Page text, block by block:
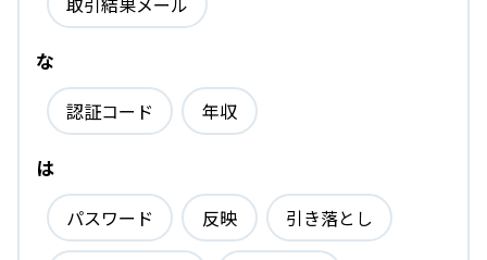
な
認証コード 年収
は
パスワード 反映 引き落とし